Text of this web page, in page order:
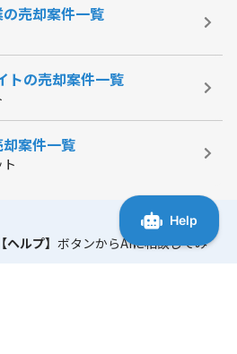
売却案件一覧
トの売却案件一覧
却案件一覧
【ヘルプ】 ボタンからAIに相談してみ